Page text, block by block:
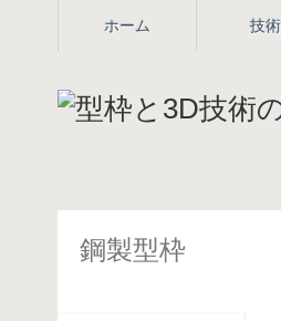
ホーム 技術
鋼製型枠